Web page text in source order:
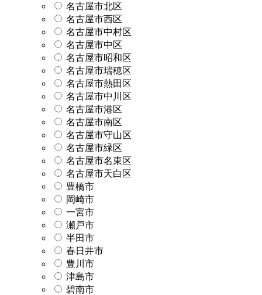
名古屋市北区
名古屋市西区
名古屋市中村区
名古屋市中区
名古屋市昭和区
名古屋市瑞穂区
名古屋市熱田区
名古屋市中川区
名古屋市港区
名古屋市南区
名古屋市守山区
名古屋市緑区
名古屋市名東区
名古屋市天白区
豊橋市
岡崎市
一宮市
瀬戸市
半田市
春日井市
豊川市
津島市
碧南市